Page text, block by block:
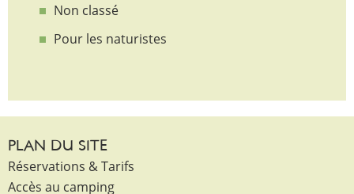
Non classé
Pour les naturistes
PLAN DU SITE
Réservations & Tarifs
Accès au camping